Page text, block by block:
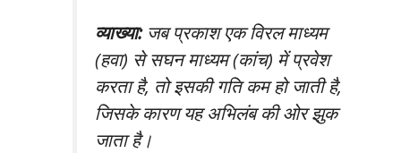
व्याख्या:जब प्रकाश एक विरल माध्यम
(हवा) से सघन माध्यम (कांच) में प्रवेश
करता है, तो इसकी गति कम हो जाती है,
जिसके कारण यह अभिलंब की ओर झुक
जाता है।